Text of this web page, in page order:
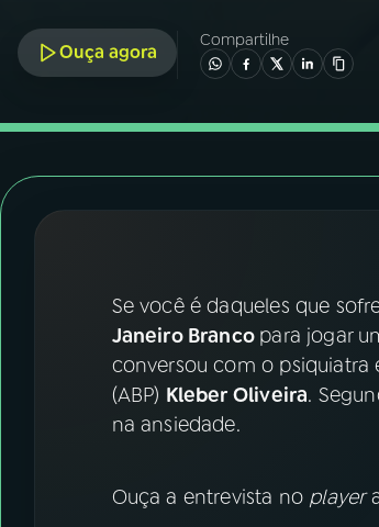
05PODCASTS
FESTIVAL DE MÚSICA
ACOMPANHE A RÁDIO NACIONAL
Ouça agora
Compartilhe
Se você é daqueles que
Janeiro Branco para jogar
conversou com o psiquiatra
(ABP) Kleber Oliveira.
na ansiedade.
Ouça a entrevista no player